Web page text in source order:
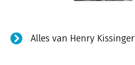
Alles van Henry Kissinger